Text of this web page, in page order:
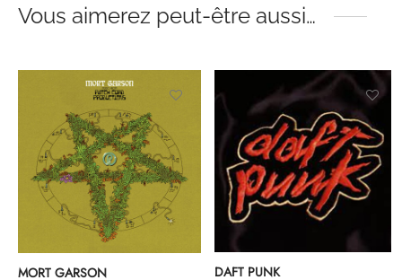
Vous aimerez peut-être aussi…
MORT GARSON
DAFT PUNK